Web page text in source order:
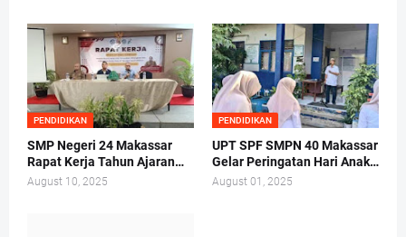
PENDIDIKAN
SMP Negeri 24 Makassar
Rapat Kerja Tahun Ajaran
2025/2026 di Hotel Whiz
August 10, 2025
PENDIDIKAN
UPT SPF SMPN 40 Makassar
Gelar Peringatan Hari Anak
Nasional Tahun 2025
August 01, 2025